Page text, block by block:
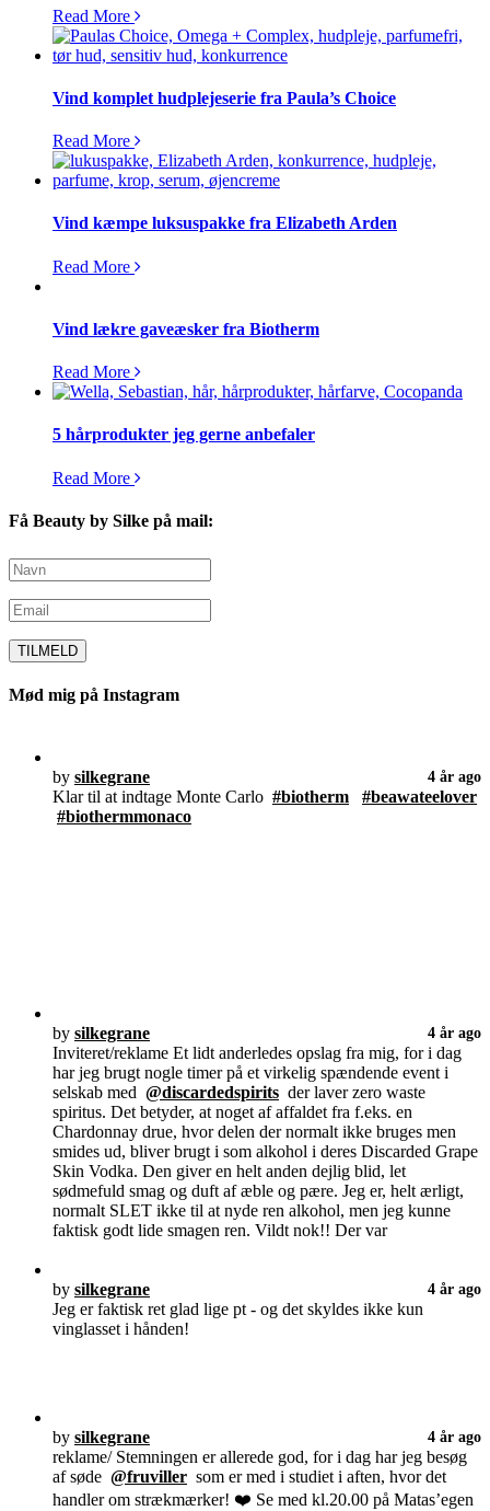
Read More
Vind komplet hudplejeserie fra Paula’s Choice
Read More
Vind kæmpe luksuspakke fra Elizabeth Arden
Read More
Vind lækre gaveæsker fra Biotherm
Read More
5 hårprodukter jeg gerne anbefaler
Read More
Få Beauty by Silke på mail:
Mød mig på Instagram
by silkegrane 4 år ago
Klar til at indtage Monte Carlo #biotherm
#beawateelover
#biothermmonaco
by silkegrane 4 år ago
Inviteret/reklame Et lidt anderledes opslag fra mig, for i dag
har jeg brugt nogle timer på et virkelig spændende event i
selskab med @discardedspirits der laver zero waste
spiritus. Det betyder, at noget af affaldet fra f.eks. en
Chardonnay drue, hvor delen der normalt ikke bruges men
smides ud, bliver brugt i som alkohol i deres Discarded Grape
Skin Vodka. Den giver en helt anden dejlig blid, let
sødmefuld smag og duft af æble og pære. Jeg er, helt ærligt,
normalt SLET ikke til at nyde ren alkohol, men jeg kunne
faktisk godt lide smagen ren. Vildt nok!! Der var
by silkegrane 4 år ago
Jeg er faktisk ret glad lige pt - og det skyldes ikke kun
vinglasset i hånden!
by silkegrane 4 år ago
reklame/ Stemningen er allerede god, for i dag har jeg besøg
af søde @fruviller som er med i studiet i aften, hvor det
handler om strækmærker! ❤️ Se med kl.20.00 på Matas’egen